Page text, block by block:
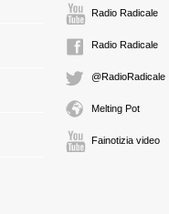
Radio Radicale
Radio Radicale
@RadioRadicale
Melting Pot
Fainotizia video